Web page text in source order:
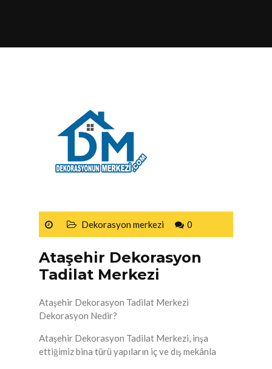
Dekorasyon merkezi 0
Ataşehir Dekorasyon
Tadilat Merkezi
Ataşehir Dekorasyon Tadilat Merkezi
Dekorasyon Nedir?
Ataşehir Dekorasyon Tadilat Merkezi, inşa
ettiğimiz bina türü yapıların iç ve dış mekânla